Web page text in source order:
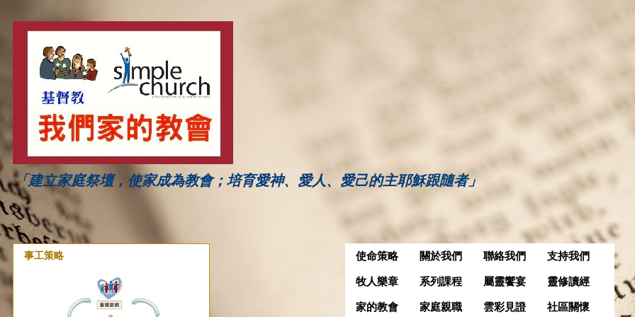
「建立家庭祭壇，使家成為教會；培育愛神、愛人、愛己的主耶穌跟隨者」
使命策略 關於我們 聯絡我們 支持我們
牧人樂章 系列課程 屬靈饗宴 靈修讀經
家的教會 家庭親職 雲彩見證 社區關懷
事工策略